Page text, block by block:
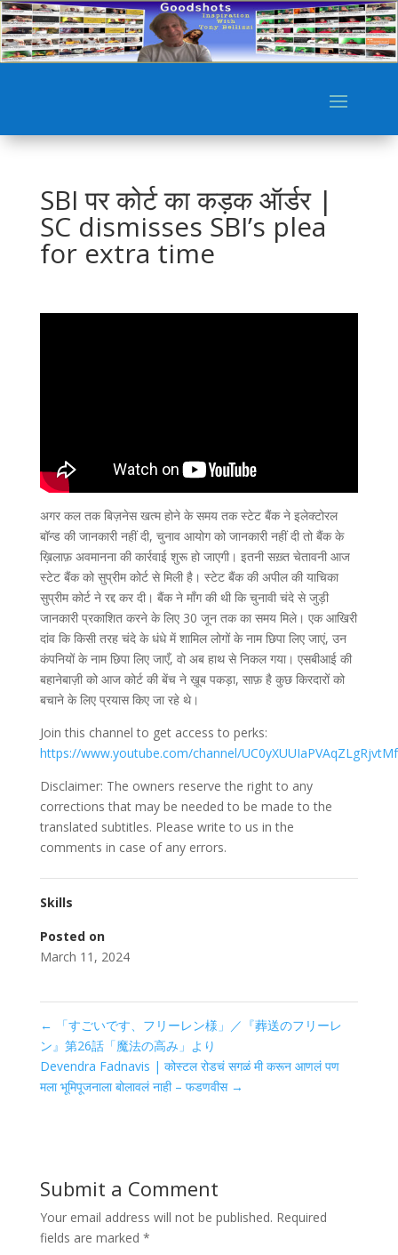
SBI पर कोर्ट का कड़क ऑर्डर |
SC dismisses SBI’s plea
for extra time
अगर कल तक बिज़नेस खत्म होने के समय तक स्टेट बैंक ने इलेक्टोरल
बॉन्ड की जानकारी नहीं दी, चुनाव आयोग को जानकारी नहीं दी तो बैंक के
ख़िलाफ़ अवमानना की कार्रवाई शुरू हो जाएगी। इतनी सख़्त चेतावनी आज
स्टेट बैंक को सुप्रीम कोर्ट से मिली है। स्टेट बैंक की अपील की याचिका
सुप्रीम कोर्ट ने रद्द कर दी। बैंक ने माँग की थी कि चुनावी चंदे से जुड़ी
जानकारी प्रकाशित करने के लिए 30 जून तक का समय मिले। एक आखिरी
दांव कि किसी तरह चंदे के धंधे में शामिल लोगों के नाम छिपा लिए जाएं, उन
कंपनियों के नाम छिपा लिए जाएँ, वो अब हाथ से निकल गया। एसबीआई की
बहानेबाज़ी को आज कोर्ट की बेंच ने ख़ूब पकड़ा, साफ़ है कुछ किरदारों को
बचाने के लिए प्रयास किए जा रहे थे।
Join this channel to get access to perks:
https://www.youtube.com/channel/
Disclaimer: The owners reserve the right to any
corrections that may be needed to be made to the
translated subtitles. Please write to us in the
comments in case of any errors.
Skills
Posted on
March 11, 2024
← 「すごいです、フリーレン様」／『葬送のフリーレ
ン』第26話「魔法の高み」より
Devendra Fadnavis | कोस्टल रोडचं सगळं मी करून आणलं पण
मला भूमिपूजनाला बोलावलं नाही – फडणवीस →
Submit a Comment
Your email address will not be published. Required
fields are marked *